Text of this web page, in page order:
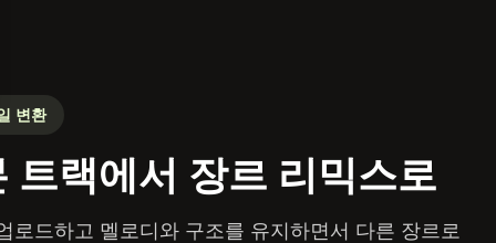
변환
트랙에서 장르 리믹스로
로드하고 멜로디와 구조를 유지하면서 다른 장르로